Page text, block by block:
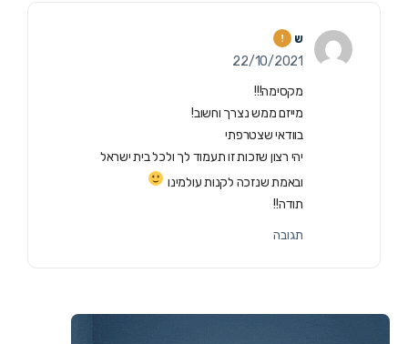
ש
22/10/2021
מקסימה!!!
מייזם ממש נצרך וחשוב!
בוודאי שצטרפתי
יהי רצון שזכות זו תעמוד לך ולכל בית ישראל
ובאמת שנזכה לקנות עולמינו
תודה!!
תגובה